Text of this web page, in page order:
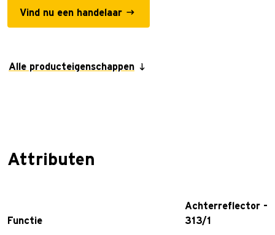
Vind nu een handelaar
Alle producteigenschappen
Attributen
Functie
Achterreflector -
313/1